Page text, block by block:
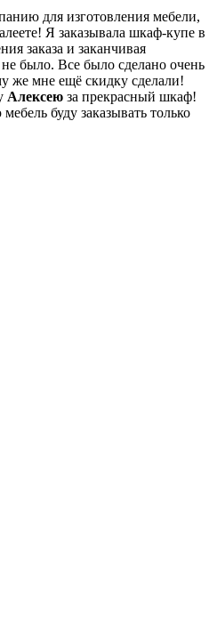
для изготовления мебели,
Я заказывала шкаф-купе в
заказа и заканчивая
было. Все было сделано очень
же мне ещё скидку сделали!
Алексею за прекрасный шкаф!
буду заказывать только